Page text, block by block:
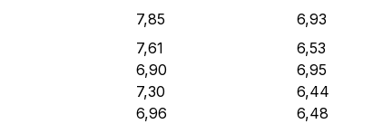
7,85 6,93
7,61 6,53
6,90 6,95
7,30 6,44
6,96 6,48